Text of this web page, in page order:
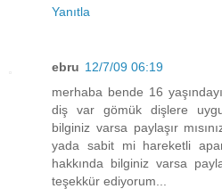
Yanıtla
ebru 12/7/09 06:19
merhaba bende 16
diş var gömük dişlere
bilginiz varsa paylaşır
yada sabit mi hareketli
hakkında bilginiz varsa
teşekkür ediyorum...